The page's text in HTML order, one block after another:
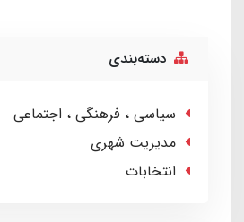
دسته‌بندی
سیاسی ، فرهنگی ، اجتماعی
مدیریت شهری
انتخابات